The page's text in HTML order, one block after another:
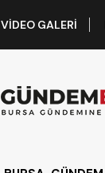
VIDEO GALERI